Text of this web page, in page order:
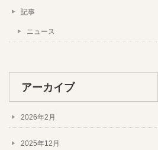
記事
ニュース
アーカイブ
2026年2月
2025年12月